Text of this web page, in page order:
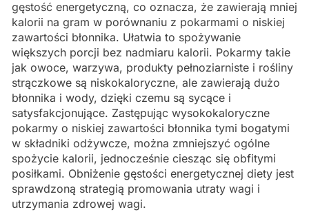
gęstość energetyczną, co oznacza, że zawierają mniej
kalorii na gram w porównaniu z pokarmami o niskiej
zawartości błonnika. Ułatwia to spożywanie
większych porcji bez nadmiaru kalorii. Pokarmy takie
jak owoce, warzywa, produkty pełnoziarniste i rośliny
strączkowe są niskokaloryczne, ale zawierają dużo
błonnika i wody, dzięki czemu są sycące i
satysfakcjonujące. Zastępując wysokokaloryczne
pokarmy o niskiej zawartości błonnika tymi bogatymi
w składniki odżywcze, można zmniejszyć ogólne
spożycie kalorii, jednocześnie ciesząc się obfitymi
posiłkami. Obniżenie gęstości energetycznej diety jest
sprawdzoną strategią promowania utraty wagi i
utrzymania zdrowej wagi.